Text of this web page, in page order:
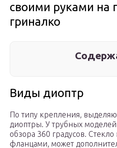
своими руками на
гриналко
Виды диоптр
По типу крепления,
диоптры. У трубных
обзора 360 градусов.
фланцами, может